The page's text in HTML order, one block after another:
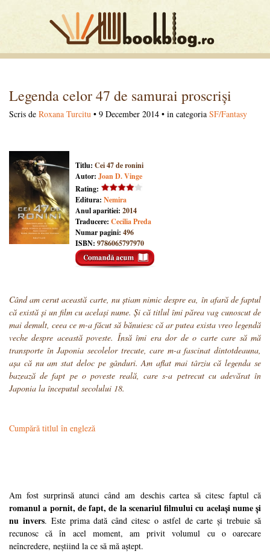
Legenda celor 47 de samurai proscriși
Scris de Roxana Turcitu • 9 December 2014 • in categoria SF/Fantasy
Titlu: Cei 47 de ronini
Autor: Joan D. Vinge
Rating:
Editura: Nemira
Anul aparitiei: 2014
Traducere: Cecilia Preda
Numar pagini: 496
ISBN: 9786065797970
Când am cerut această carte, nu știam nimic despre ea, în afară de faptul
că există și un film cu același nume. Și că titlul îmi părea vag cunoscut de
mai demult, ceea ce m-a făcut să bănuiesc că ar putea exista vreo legendă
veche despre această poveste. Însă îmi era dor de o carte care să mă
transporte în Japonia secolelor trecute, care m-a fascinat dintotdeauna,
așa că nu am stat deloc pe gânduri. Am aflat mai târziu că legenda se
bazează de fapt pe o poveste reală, care s-a petrecut cu adevărat în
Japonia la începutul secolului 18.
Cumpără titlul în engleză
Am fost surprinsă atunci când am deschis cartea să citesc faptul că
romanul a pornit, de fapt, de la scenariul filmului cu același nume și
nu invers. Este prima dată când citesc o astfel de carte și trebuie să
recunosc că în acel moment, am privit volumul cu o oarecare
neîncredere, neștiind la ce să mă aștept.